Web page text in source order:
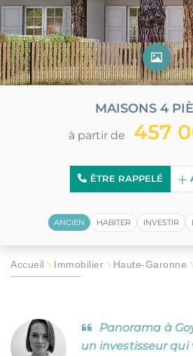
MAISONS 4
à partir de 457
ÊTRE RAPPELÉ
ANCIEN HABITER INVESTIR
Accueil \ Immobilier \ Haute-Garonne \
Panorama à
un investisseur qui